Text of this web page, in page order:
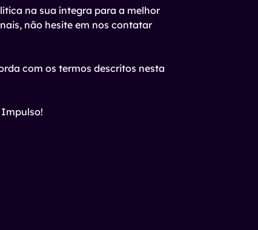
na sua íntegra para a melhor
não hesite em nos contatar
com os termos descritos nesta